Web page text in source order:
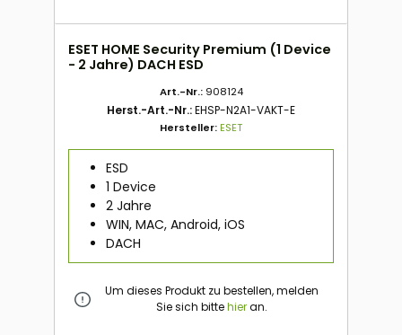
ESET HOME Security Premium (1 Device
- 2 Jahre) DACH ESD
Art.-Nr.: 908124
Herst.-Art.-Nr.:EHSP-N2A1-VAKT-E
Hersteller:ESET
ESD
1 Device
2 Jahre
WIN, MAC, Android, iOS
DACH
Um dieses Produkt zu bestellen, melden
Sie sich bittehieran.